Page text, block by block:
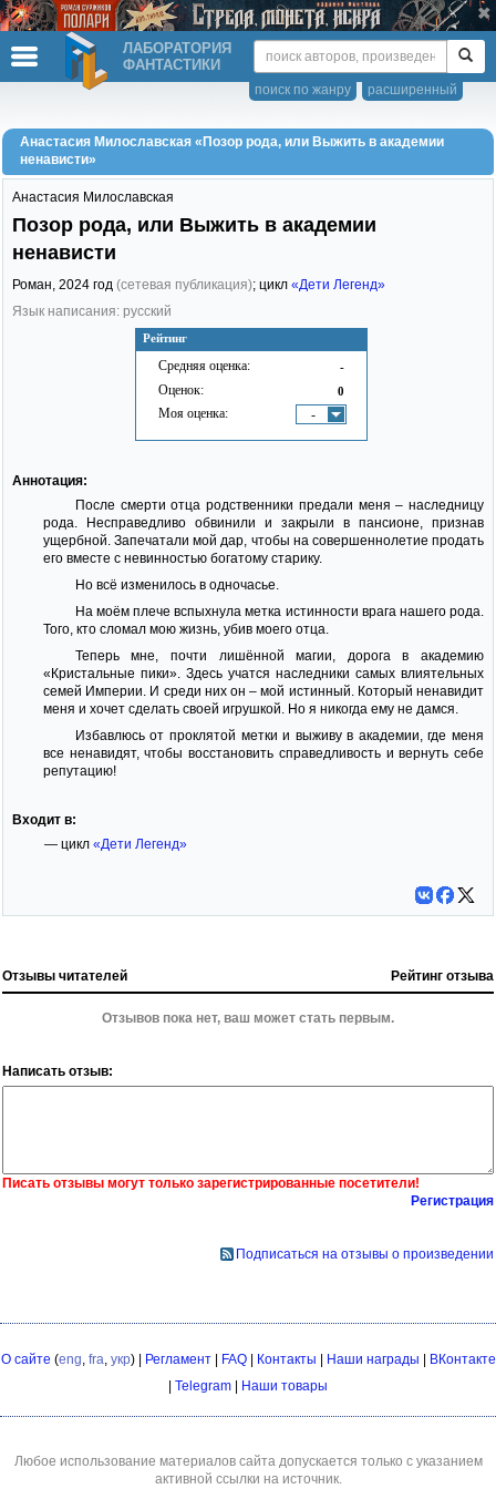
ЛАБОРАТОРИЯ
ФАНТАСТИКИ
расширенный
поиск по жанру
Анастасия Милославская «Позор рода, или Выжить в академии
ненависти»
Рейтинг
Средняя оценка: -
Оценок: 0
Моя оценка: -
Анастасия Милославская
Позор рода, или Выжить в академии
ненависти
Роман, 2024 год (сетевая публикация); цикл «Дети Легенд»
Язык написания: русский
Аннотация:
После смерти отца родственники предали меня – наследницу
рода. Несправедливо обвинили и закрыли в пансионе, признав
ущербной. Запечатали мой дар, чтобы на совершеннолетие продать
его вместе с невинностью богатому старику.
Но всё изменилось в одночасье.
На моём плече вспыхнула метка истинности врага нашего рода.
Того, кто сломал мою жизнь, убив моего отца.
Теперь мне, почти лишённой магии, дорога в академию
«Кристальные пики». Здесь учатся наследники самых влиятельных
семей Империи. И среди них он – мой истинный. Который ненавидит
меня и хочет сделать своей игрушкой. Но я никогда ему не дамся.
Избавлюсь от проклятой метки и выживу в академии, где меня
все ненавидят, чтобы восстановить справедливость и вернуть себе
репутацию!
Входит в:
— цикл «Дети Легенд»
Отзывы читателей Рейтинг отзыва
Отзывов пока нет, ваш может стать первым.
Написать отзыв:
Писать отзывы могут только зарегистрированные посетители!
Регистрация
Подписаться на отзывы о произведении
О сайте (eng fra укр) | Регламент| FAQ| Контакты | Наши награды | ВКонтакте
| Telegram | Наши товары
Любое использование материалов сайта допускается только с указанием
активной ссылки на источник.